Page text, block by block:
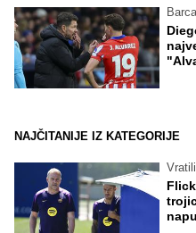
NAJČITANIJE IZ KATEGORIJE